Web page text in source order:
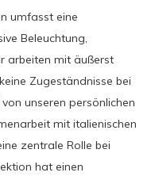
umfasst eine
Beleuchtung,
arbeiten mit äußerst
Zugeständnisse bei
unseren persönlichen
mit italienischen
zentrale Rolle bei
hat einen